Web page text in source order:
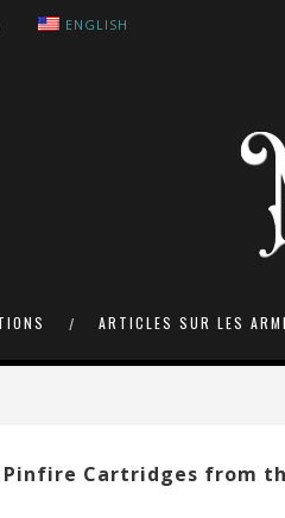
ENGLISH
ARTICLES SUR LES
Pinfire Cartridges from